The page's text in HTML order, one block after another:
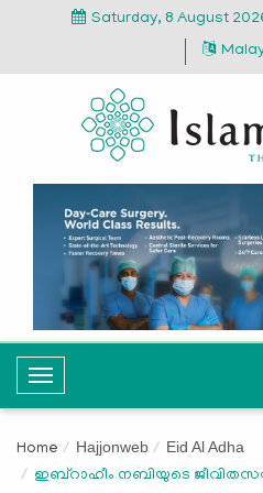
Saturday, 8 August
T
o
g
l
Home Hajjonweb Eid Al Adha
ഇബ്‌റാഹീം നബിയുടെ